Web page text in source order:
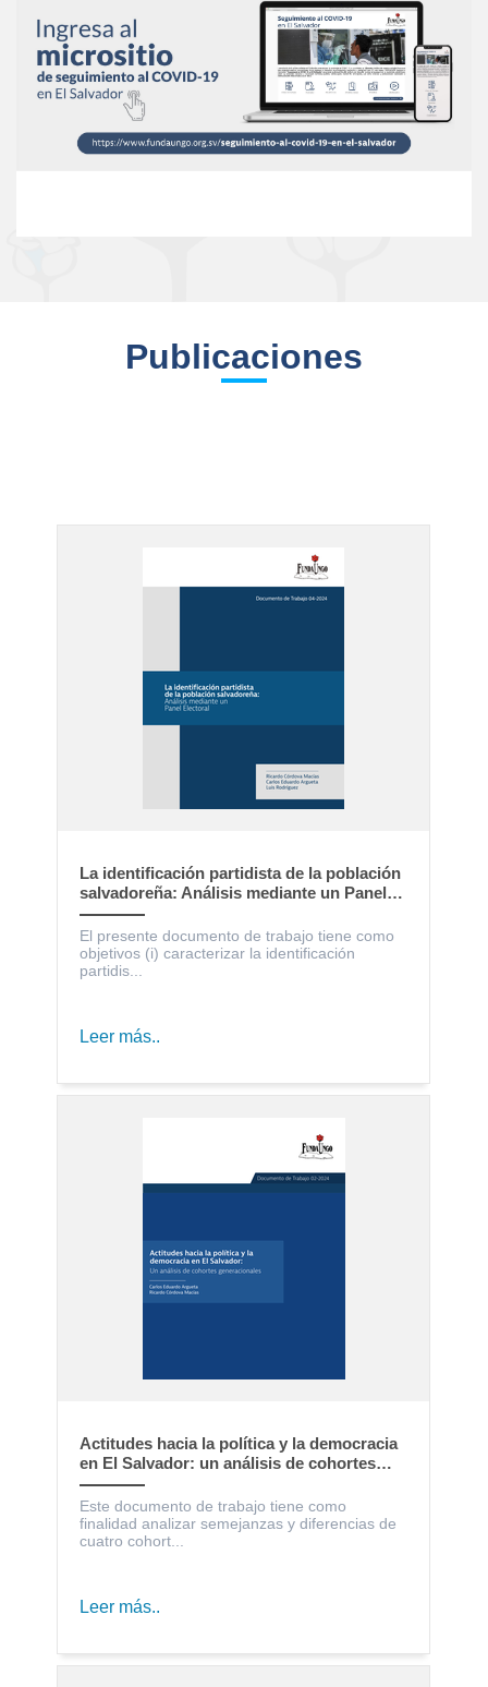
Publicaciones
La identificación partidista de la población
salvadoreña: Análisis mediante un Panel
Electoral
El presente documento de trabajo tiene como
objetivos (i) caracterizar la identificación
partidis...
Leer más..
Actitudes hacia la política y la democracia
en El Salvador: un análisis de cohortes
generacionales
Este documento de trabajo tiene como
finalidad analizar semejanzas y diferencias de
cuatro cohort...
Leer más..